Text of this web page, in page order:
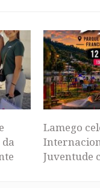
Lamego
Juventude